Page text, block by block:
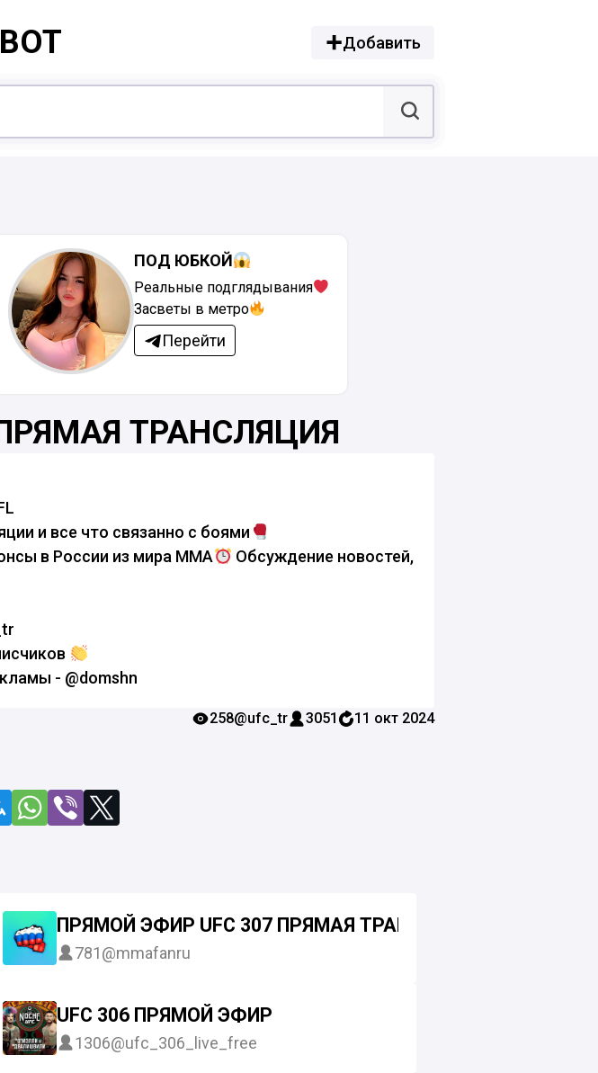
Добавить
ПОД ЮБКОЙ
Реальные подглядывания
Засветы в метро
Перейти
ПРЯМАЯ ТРАНСЛЯЦИЯ
и все что связанно с боями
в России из мира ММА
Обсуждение новостей,
- @domshn
258@ufc_tr 3051 11 окт 2024
ПОРЬЕ VS ОЛИВЕЙРА
ПРЯМОЙ ЭФИР UFC 307 ПРЯМАЯ ТРАНСЛЯЦИЯ. СМОТРЕТЬ
781@mmafanru
БОЁВ!ПРОГНОЗЫ!!!
UFC 306 ПРЯМОЙ ЭФИР
1306@ufc_306_live_free